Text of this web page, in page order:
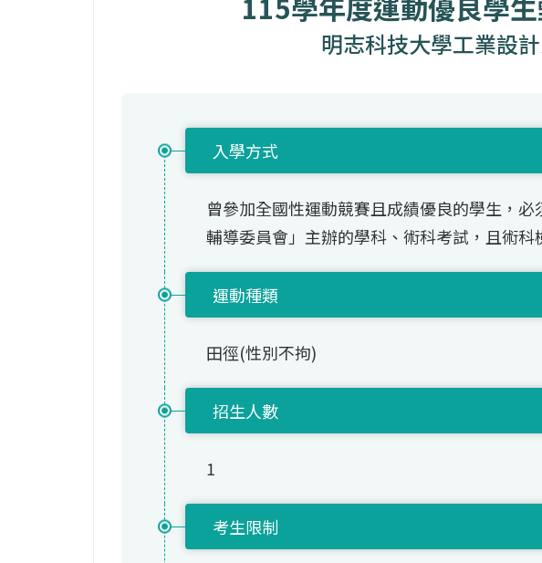
明志科技大學工業設
入學方式
曾參加全國性運動競賽且成績優良的學生，
輔導委員會」主辦的學科、術科考試，且術
運動種類
田徑(性別不拘)
招生人數
1
考生限制